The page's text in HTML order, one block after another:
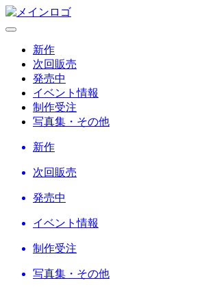
新作
次回販売
発売中
イベント情報
制作受注
写真集・その他
新作
次回販売
発売中
イベント情報
制作受注
写真集・その他